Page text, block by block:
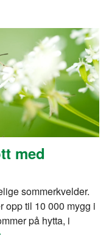
med
sommerkvelder.
opp til 10 000 mygg i
på hytta, i